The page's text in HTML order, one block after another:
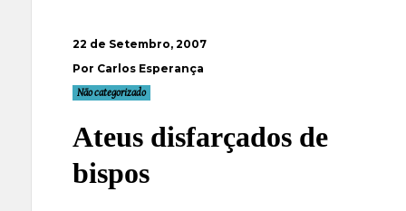
22 de Setembro, 2007
Por Carlos Esperança
Não categorizado
Ateus disfarçados de
bispos